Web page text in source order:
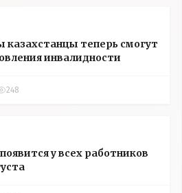
казахстанцы теперь смогут
инвалидности
248
у всех работников